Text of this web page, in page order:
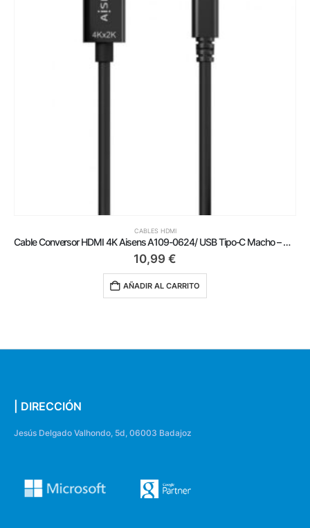
CABLES HDMI
Cable Conversor HDMI 4K Aisens A109-0624/ USB Tipo-C Macho – HDMI Macho/ Hasta 27W/ 1250Mbps/ 1.8m/ Negro
10,99 €
AÑADIR AL CARRITO
| DIRECCIÓN
Jesús Delgado Valhondo, 5d, 06003 Badajoz